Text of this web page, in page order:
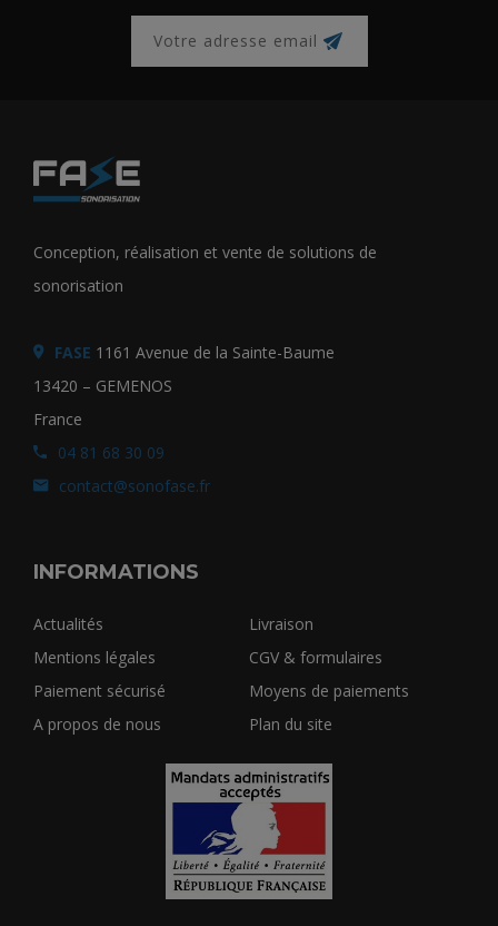
Conception, réalisation et vente de solutions de
sonorisation
FASE 1161 Avenue de la Sainte-Baume
13420 – GEMENOS
France
04 81 68 30 09
contact@sonofase.fr
INFORMATIONS
Actualités
Livraison
Mentions légales
CGV & formulaires
Paiement sécurisé
Moyens de paiements
A propos de nous
Plan du site